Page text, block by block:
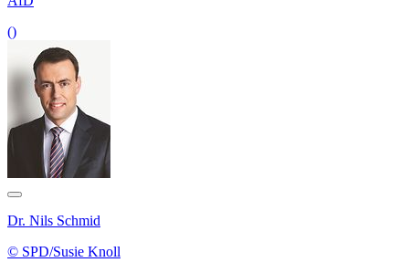
()
Dr. Nils Schmid
© SPD/Susie Knoll